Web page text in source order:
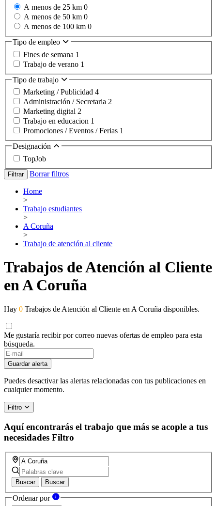
A menos de 25 km 0
A menos de 50 km 0
A menos de 100 km 0
Tipo de empleo
Fines de semana 1
Trabajo de verano 1
Tipo de trabajo
Marketing / Publicidad 4
Administración / Secretaria 2
Marketing digital 2
Trabajo en educacion 1
Promociones / Eventos / Ferias 1
Designación
TopJob
Filtrar Borrar filtros
Home
>
Trabajo estudiantes
>
A Coruña
>
Trabajo de atención al cliente
Trabajos de Atención al Cliente
en A Coruña
Hay 0 Trabajos de Atención al Cliente en A Coruña disponibles.
Me gustaría recibir por correo nuevas ofertas de empleo para esta
búsqueda.
If
you
are
a
human,
ignore
this
field
Guardar alerta
Puedes desactivar las alertas relacionadas con tus publicaciones en
cualquier momento.
Filtro
Aquí encontrarás el trabajo que más se acople a tus
necesidades Filtro
Buscar Buscar
Ordenar por